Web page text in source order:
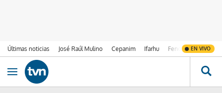
Últimas noticias José Raúl Mulino Cepanim Ifarhu Fenómeno de El
EN VIVO
Ir al contenido
Obrir navegació